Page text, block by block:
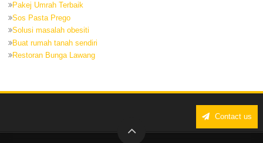
Pakej Umrah Terbaik
Sos Pasta Prego
Solusi masalah obesiti
Buat rumah tanah sendiri
Restoran Bunga Lawang
Contact us